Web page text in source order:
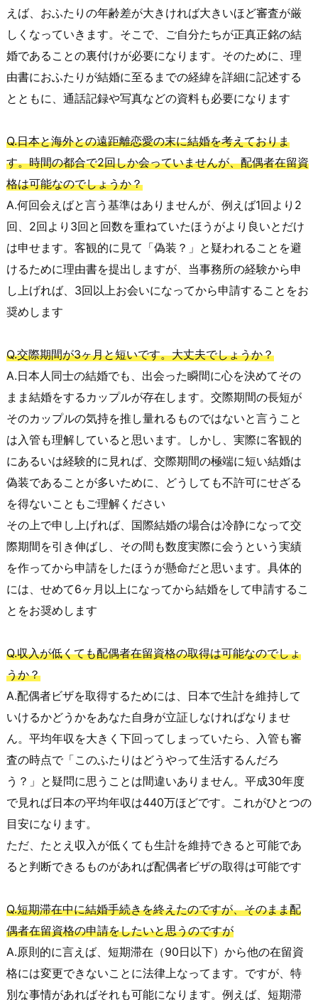
えば、おふたりの年齢差が大きければ大きいほど審査が厳
しくなっていきます。そこで、ご自分たちが正真正銘の結
婚であることの裏付けが必要になります。そのために、理
由書におふたりが結婚に至るまでの経緯を詳細に記述する
とともに、通話記録や写真などの資料も必要になります
Q.日本と海外との遠距離恋愛の末に結婚を考えておりま
す。時間の都合で2回しか会っていませんが、配偶者在留資
格は可能なのでしょうか？
A.何回会えばと言う基準はありませんが、例えば1回より2
回、2回より3回と回数を重ねていたほうがより良いとだけ
は申せます。客観的に見て「偽装？」と疑われることを避
けるために理由書を提出しますが、当事務所の経験から申
し上げれば、3回以上お会いになってから申請することをお
奨めします
Q.交際期間が3ヶ月と短いです。大丈夫でしょうか？
A.日本人同士の結婚でも、出会った瞬間に心を決めてその
まま結婚をするカップルが存在します。交際期間の長短が
そのカップルの気持を推し量れるものではないと言うこと
は入管も理解していると思います。しかし、実際に客観的
にあるいは経験的に見れば、交際期間の極端に短い結婚は
偽装であることが多いために、どうしても不許可にせざる
を得ないこともご理解ください
その上で申し上げれば、国際結婚の場合は冷静になって交
際期間を引き伸ばし、その間も数度実際に会うという実績
を作ってから申請をしたほうが懸命だと思います。具体的
には、せめて6ヶ月以上になってから結婚をして申請するこ
とをお奨めします
Q.収入が低くても配偶者在留資格の取得は可能なのでしょ
うか？
A.配偶者ビザを取得するためには、日本で生計を維持して
いけるかどうかをあなた自身が立証しなければなりませ
ん。平均年収を大きく下回ってしまっていたら、入管も審
査の時点で「このふたりはどうやって生活するんだろ
う？」と疑問に思うことは間違いありません。平成30年度
で見れば日本の平均年収は440万ほどです。これがひとつの
目安になります。
ただ、たとえ収入が低くても生計を維持できると可能であ
ると判断できるものがあれば配偶者ビザの取得は可能です
Q.短期滞在中に結婚手続きを終えたのですが、そのまま配
偶者在留資格の申請をしたいと思うのですが
A.原則的に言えば、短期滞在（90日以下）から他の在留資
格には変更できないことに法律上なってます。ですが、特
別な事情があればそれも可能になります。例えば、短期滞